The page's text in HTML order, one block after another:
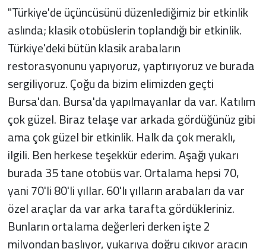
"Türkiye'de üçüncüsünü düzenlediğimiz bir etkinlik
aslında; klasik otobüslerin toplandığı bir etkinlik.
Türkiye'deki bütün klasik arabaların
restorasyonunu yapıyoruz, yaptırıyoruz ve burada
sergiliyoruz. Çoğu da bizim elimizden geçti
Bursa'dan. Bursa'da yapılmayanlar da var. Katılım
çok güzel. Biraz telaşe var arkada gördüğünüz gibi
ama çok güzel bir etkinlik. Halk da çok meraklı,
ilgili. Ben herkese teşekkür ederim. Aşağı yukarı
burada 35 tane otobüs var. Ortalama hepsi 70,
yani 70'li 80'li yıllar. 60'lı yılların arabaları da var
özel araçlar da var arka tarafta gördükleriniz.
Bunların ortalama değerleri derken işte 2
milyondan başlıyor, yukarıya doğru çıkıyor aracın